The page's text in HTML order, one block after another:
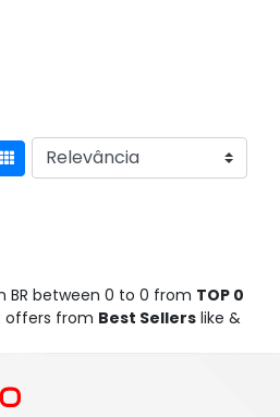
BR between 0 to 0 from TOP 0
offers from Best Sellers like &